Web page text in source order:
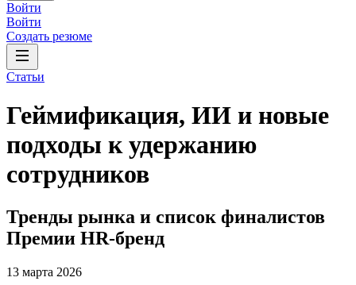
Войти
Войти
Создать резюме
Статьи
Геймификация, ИИ и новые
подходы к удержанию
сотрудников
Тренды рынка и список финалистов
Премии HR-бренд
13 марта 2026